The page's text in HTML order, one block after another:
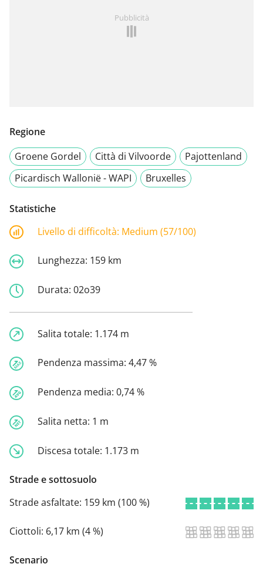
Pubblicità
Regione
Groene Gordel
Città di Vilvoorde
Pajottenland
Picardisch Wallonië - WAPI
Bruxelles
Statistiche
Livello di difficoltà: Medium (57/100)
Lunghezza: 159 km
Durata: 02o39
Salita totale: 1.174 m
Pendenza massima: 4,47 %
Pendenza media: 0,74 %
Salita netta: 1 m
Discesa totale: 1.173 m
Strade e sottosuolo
Strade asfaltate: 159 km (100 %)
Ciottoli: 6,17 km (4 %)
Scenario